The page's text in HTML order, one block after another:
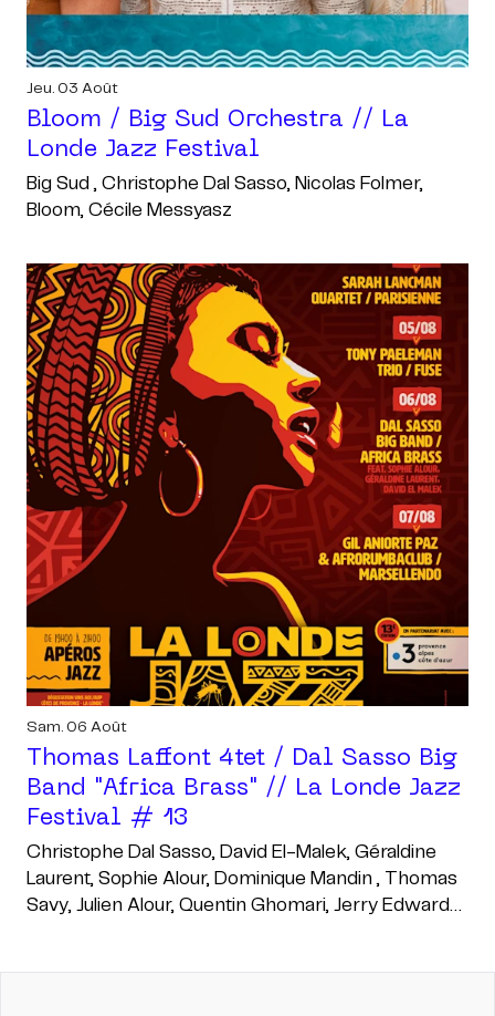
Jeu. 03 Août
Bloom / Big Sud Orchestra // La
Londe Jazz Festival
Big Sud , Christophe Dal Sasso, Nicolas Folmer,
Bloom, Cécile Messyasz
Sam. 06 Août
Thomas Laffont 4tet / Dal Sasso Big
Band "africa Brass" // La Londe Jazz
Festival # 13
Christophe Dal Sasso, David El-Malek, Géraldine
Laurent, Sophie Alour, Dominique Mandin , Thomas
Savy, Julien Alour, Quentin Ghomari, Jerry Edwards,